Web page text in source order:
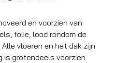
en voorzien van
folie, lood rondom de
vloeren en het dak zijn
is grotendeels voorzien